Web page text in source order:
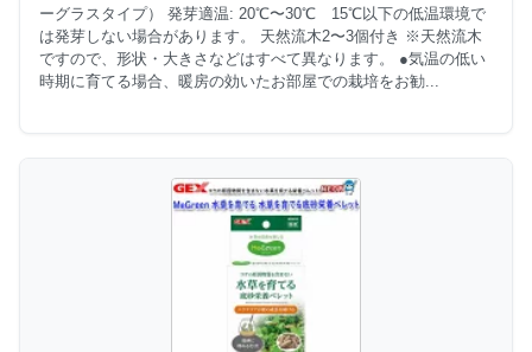
ーグラスタイプ） 発芽適温: 20℃〜30℃ 15℃以下の低温環境で
は発芽しない場合があります。 天然流木2〜3個付き ※天然流木
ですので、形状・大きさなどはすべて異なります。 ●気温の低い
時期に育てる場合、暖房の効いたお部屋での栽培をお勧...